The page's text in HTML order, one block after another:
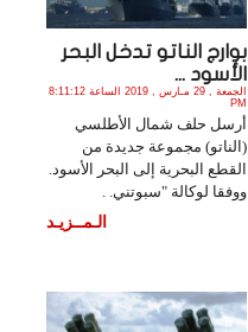
بوارج الناتو تدخل البحر
الأسود ...
الجمعة , 29 مـارس , 2019 الساعة 8:11:12
PM
أرسل حلف شمال الأطلسي
(الناتو) مجموعة جديدة من
القطع البحرية إلى البحر الأسود.
ووفقا لوكالة "سبوتني. .
الـمــزيـد